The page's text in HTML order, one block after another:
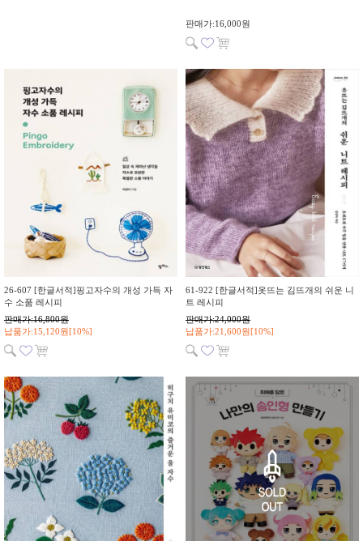
판매가:16,000원
26-607 [한글서적]핑고자수의 개성 가득 자
수 소품 레시피
판매가:16,800원
납품가:15,120원[10%]
61-922 [한글서적]옷뜨는 김뜨개의 쉬운 니
트 레시피
판매가:24,000원
납품가:21,600원[10%]